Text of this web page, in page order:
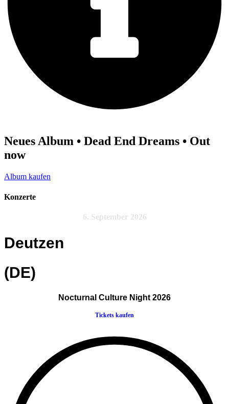
Neues Album • Dead End Dreams • Out
now
Album kaufen
Konzerte
6. September 2026
Deutzen
(DE)
Nocturnal Culture Night 2026
Tickets kaufen